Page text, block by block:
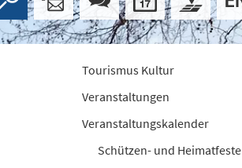
Tourismus Kultur
Veranstaltungen
Veranstaltungskalender
Schützen- und Heimatfeste